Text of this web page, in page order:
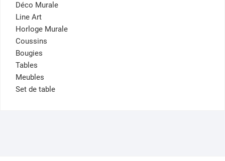
Déco Murale
Line Art
Horloge Murale
Coussins
Bougies
Tables
Meubles
Set de table